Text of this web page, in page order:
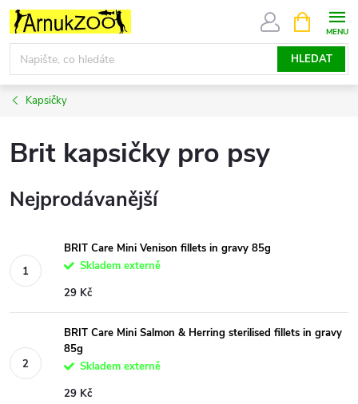
Přejít
obsah
HLEDAT
NÁKUPNÍ
KOŠÍK
Kapsičky
Brit kapsičky pro psy
Nejprodávanější
BRIT Care Mini Venison fillets in gravy 85g
Skladem externě
29 Kč
BRIT Care Mini Salmon & Herring sterilised fillets in gravy
85g
Skladem externě
29 Kč